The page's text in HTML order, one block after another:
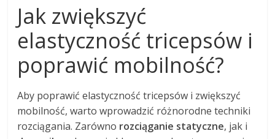
Jak zwiększyć
elastyczność tricepsów i
poprawić mobilność?
Aby poprawić elastyczność tricepsów i zwiększyć
mobilność, warto wprowadzić różnorodne techniki
rozciągania. Zarówno rozciąganie statyczne, jak i